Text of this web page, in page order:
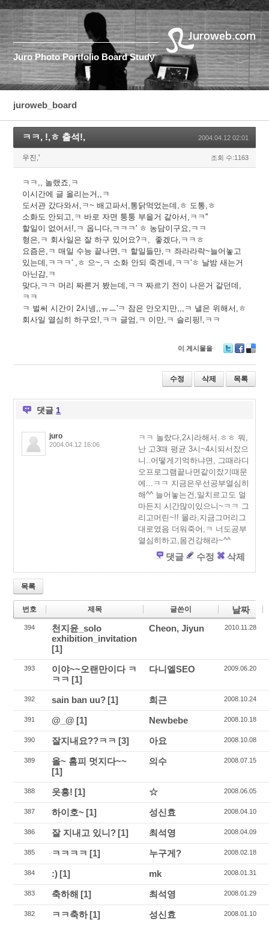
Juro Photo Portfolio Board Study
juroweb_board
ㅋㅋ, !,ㅎ 출석!, 2004.04.12 02:01
우진,' 조회 수:1163
ㅋㅋ,, 놀랬죠,ㅋ
이시간에 글 올리는거,,ㅋ
도서관 갔다와서,ㅋ~ 배고파서,통닭먹었는데,ㅎ 도통,ㅎ
소화도 안되고,ㅋ 바로 자면 퉁퉁 부을거 같아서,ㅋㅋ''
할일이 없어서!,ㅋ 옵니다,ㅋㅋㅋ' ㅎ 농담이구요,ㅋㅋ
형은,ㅋ 회사일은 잘 하구 있어요?ㅋ, 좋겠다,ㅋㅋㅎ
요즘은,ㅋ 매일 수능 끝나면,ㅋ 할일들만,ㅋ 좌라라락~늘어놓고
있는데,ㅋㅋㅋ' ,ㅎ 으~,ㅋ 소화 안되 죽겐네,ㅋㅋ'ㅎ 날밤 새는거
아닌감,ㅋ
맞다,ㅋㅋ 머리 짜른거 봤는데,ㅋㅋ 짜르기 전이 나은거 같던데,
ㅋㅋ
ㅋ 벌써 시간이 2시넹,,ㅠㅡ'ㅋ 잠은 안오지만,,,ㅋ 낼은 위해서,ㅎ
회사일 열심히 하구요!,ㅋㅋ 글엄,ㅋ 이만,ㅋ 슬리핑!,ㅋㅋ
이 게시물을
wi
er
ac
e
b
eli
ci
o
수정 삭제 목록
댓글 1
juro
2004.04.12 16:06
ㅋㅋ 놀랐다,2시라해서.ㅎㅎ 뭐,
난 고3때 평균 3시~4시되서잤으
니..어떻게기억하냐면, 그때라디
오프로그램끝나면같이잤기때문
에...ㅋㅋ 지금은우선공부열심히
해^^ 늘어놓는건,일치르고도 얼
마든지 시간많이있으니~ㅋㅋ 그
리고머린~!! 몰라,지금그머리그
대로였음 더워죽어,ㅋ 너도공부
열심히하고,몸건강해라~^^
댓글 수정 삭제
목록
번호 제목 글쓴이 날짜
394
천지윤_solo
exhibition_invitation
[1]
Cheon, Jiyun 2010.11.28
393
이야~~오랜만이다 ㅋ
ㅋㅋ [1]
다니엘SEO 2009.06.20
392 sain ban uu? [1] 희근 2008.10.24
391 @_@ [1] Newbebe 2008.10.18
390 잘지내요??ㅋㅋ [3] 아요 2008.10.08
389
올~ 홈피 멋지다~~
[1]
의수 2008.07.15
388 읏흥! [1] ☆ 2008.06.05
387 하이호~ [1] 성신효 2008.04.10
386 잘 지내고 있니? [1] 최석영 2008.04.09
385 ㅋㅋㅋㅋ [1] 누구게? 2008.02.18
384 :) [1] mk 2008.01.31
383 축하해 [1] 최석영 2008.01.29
382 ㅋㅋ축하[1] 성신효 2008.01.10